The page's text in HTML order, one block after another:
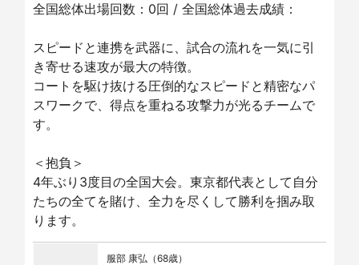
全国総体出場回数：0回 / 全国総体過去成績：
スピードと連携を武器に、試合の流れを一気に引
き寄せる速攻が最大の特徴。
コートを駆け抜ける圧倒的なスピードと精密なパ
スワークで、得点を重ねる攻撃力が光るチームで
す。
＜抱負＞
4年ぶり3度目の全国大会。東京都代表として自分
たちの全てを賭け、全力を尽くして勝利を掴み取
ります。
服部 康弘（68歳）